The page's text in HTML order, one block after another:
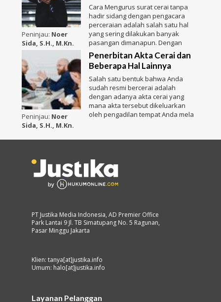
Peninjau: Noer
Sida, S.H., M.Kn.
Cara Mengurus surat cerai tanpa
hadir sidang dengan pengacara
perceraian adalah salah satu hal
yang sering dilakukan banyak
pasangan dimanapun. Dengan
Peninjau: Noer
Sida, S.H., M.Kn.
Penerbitan Akta Cerai dan
Beberapa Hal Lainnya
Salah satu bentuk bahwa Anda
sudah resmi bercerai adalah
dengan adanya akta cerai yang
mana akta tersebut dikeluarkan
oleh pengadilan tempat Anda mela
PT Justika Media Indonesia, AD Premier Office
Park Lantai 9 Jl. TB Simatupang No. 5 Ragunan,
Pasar Minggu Jakarta
Klien: tanya[at]justika.info
Umum: halo[at]justika.info
Layanan Pelanggan